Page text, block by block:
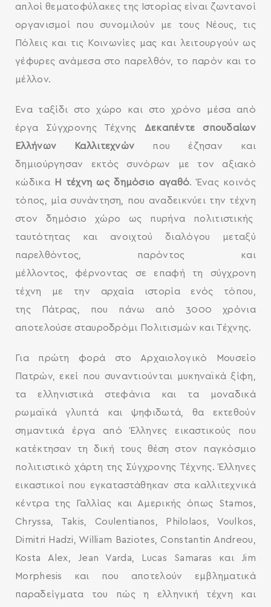
απλοί θεματοφύλακες της Ιστορίας είναι ζωντανοί
οργανισμοί που συνομιλούν με τους Νέους, τις
Πόλεις και τις Κοινωνίες μας και λειτουργούν ως
γέφυρες ανάμεσα στο παρελθόν, το παρόν και το
μέλλον.
Ένα ταξίδι στο χώρο και στο χρόνο μέσα από
έργα Σύγχρονης Τέχνης Δεκαπέντε σπουδαίων
Ελλήνων Καλλιτεχνών που έζησαν και
δημιούργησαν εκτός συνόρων με τον αξιακό
κώδικα
Η τέχνη ως δημόσιο αγαθό. Ένας κοινός
τόπος, μία συνάντηση, που αναδεικνύει την τέχνη
στον δημόσιο χώρο ως πυρήνα πολιτιστικής
ταυτότητας και ανοιχτού διαλόγου μεταξύ
παρελθόντος, παρόντος και
μέλλοντος, φέρνοντας σε επαφή τη σύγχρονη
τέχνη με την αρχαία ιστορία ενός τόπου,
της Πάτρας, που πάνω από 3000 χρόνια
αποτελούσε σταυροδρόμι Πολιτισμών και Τέχνης.
Για πρώτη φορά στο Αρχαιολογικό Μουσείο
Πατρών, εκεί που συναντιούνται μυκηναϊκά ξίφη,
τα ελληνιστικά στεφάνια και τα μοναδικά
ρωμαϊκά γλυπτά και ψηφιδωτά, θα εκτεθούν
σημαντικά έργα από Έλληνες εικαστικούς που
κατέκτησαν τη δική τους θέση στον παγκόσμιο
πολιτιστικό χάρτη της Σύγχρονης Τέχνης. Έλληνες
εικαστικοί που εγκαταστάθηκαν στα καλλιτεχνικά
κέντρα της Γαλλίας και Αμερικής όπως Stamos,
Chryssa, Takis, Coulentianos, Philolaos, Voulkos,
Dimitri Hadzi, William Baziotes, Constantin Andreou,
Kosta Alex, Jean Varda, Lucas Samaras και Jim
Morphesis και που αποτελούν εμβληματικά
παραδείγματα του πώς η ελληνική τέχνη και